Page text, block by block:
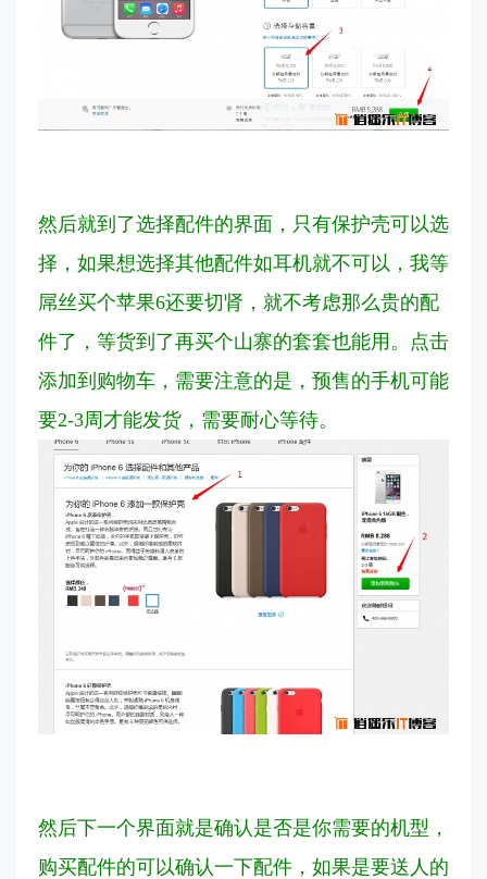
然后就到了选择配件的界面，只有保护壳可以选
择，如果想选择其他配件如耳机就不可以，我等
屌丝买个苹果6还要切肾，就不考虑那么贵的配
件了，等货到了再买个山寨的套套也能用。点击
添加到购物车，需要注意的是，预售的手机可能
要2-3周才能发货，需要耐心等待。
然后下一个界面就是确认是否是你需要的机型，
购买配件的可以确认一下配件，如果是要送人的